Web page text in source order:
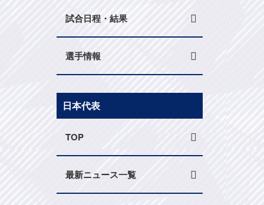
試合日程・結果
選手情報
日本代表
TOP
最新ニュース一覧